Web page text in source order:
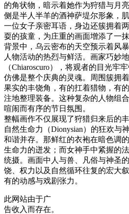
的角状物，暗示着她作为狩猎与月
侧是半人半羊的酒神萨堤尔形象，
一位女子亲密耳语，身边还簇拥着
耍的孩童，为庄重的画面增添了一
背景中，乌云密布的天空预示着风
人物活动的热烈与鲜活。画家巧妙
（Chiaroscuro），将观者的目光牢
仿佛是整个庆典的灵魂。周围簇拥
果实的丰饶角，有的扛着猎物，有
注地整理装备。这种复杂的人物组
喧闹而有序的节日氛围。
整幅画作不仅展现了狩猎归来后的
自然生命力（Dionysian）的狂欢与
和谐并存。那鲜红的衣袍在暗色调
生命力的迸发；而女神手中紧握的
统摄。画面中人与兽、凡俗与神圣
饶、权力以及自然循环往复的宏大
有的动感与戏剧张力。
此网站由于广
告收入而存在。